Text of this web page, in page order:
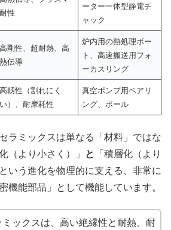
耐性
ーター一体型静電チ
ャック
高剛性、超耐熱、高
熱伝導
炉内用の熱処理ボー
ト、高速搬送用フォ
ーカスリング
高靱性（割れにく
い）、耐摩耗性
真空ポンプ用ベアリ
ング、ボール
ラミックスは単なる「材料」ではな
（より小さく）」
と
「積層化（より
いう進化を物理的に支える、非常に
機能部品」として機能しています。
ミックスは、高い絶縁性と耐熱、耐